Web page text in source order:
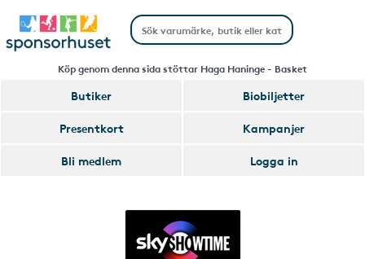
Köp genom denna sida stöttar Haga Haninge - Basket
Butiker
Biobiljetter
Presentkort
Kampanjer
Bli medlem
Logga in